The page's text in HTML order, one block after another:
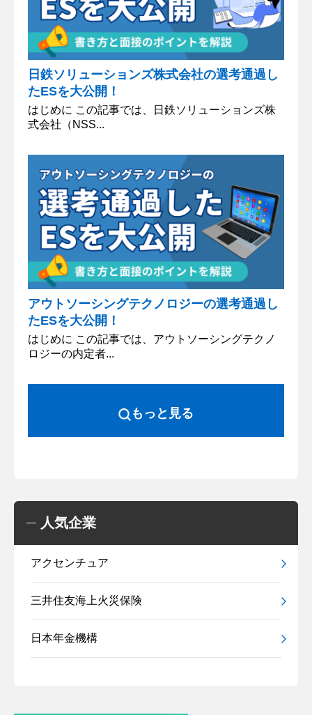
日鉄ソリューションズ株式会社の選考通過し
たESを大公開！
はじめに この記事では、日鉄ソリューションズ株
式会社（NSS...
アウトソーシングテクノロジーの選考通過し
たESを大公開！
はじめに この記事では、アウトソーシングテクノ
ロジーの内定者...
もっと見る
人気企業
アクセンチュア
三井住友海上火災保険
日本年金機構